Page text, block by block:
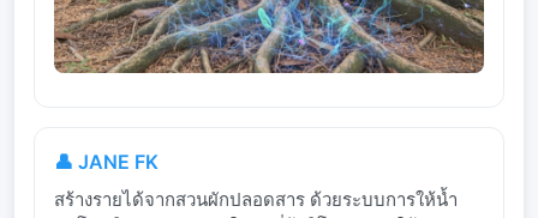
👤 JANE FK
สร้างรายได้จากสวนผักปลอดสาร ด้วยระบบการให้น้ำ